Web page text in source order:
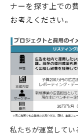
ナーを探す上での
お考えください。
私たちが運営してい